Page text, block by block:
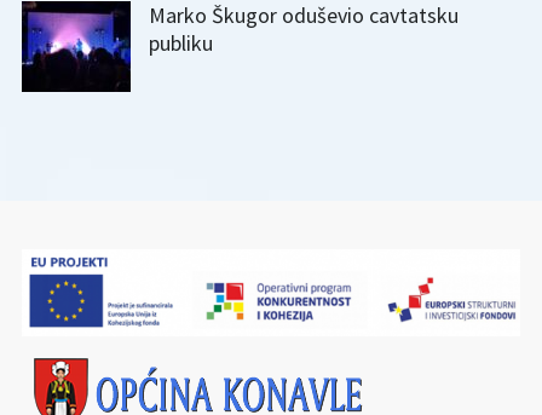
Marko Škugor oduševio cavtatsku
publiku